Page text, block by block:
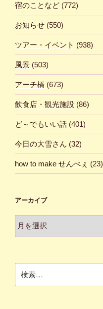
宿のことなど (772)
お知らせ (550)
ツアー・イベント (938)
風景 (503)
アーチ橋 (673)
飲食店・観光施設 (86)
ど～でもいい話 (401)
今日の大雪さん (32)
how to make せんべぇ (23)
アーカイブ
ー
索: